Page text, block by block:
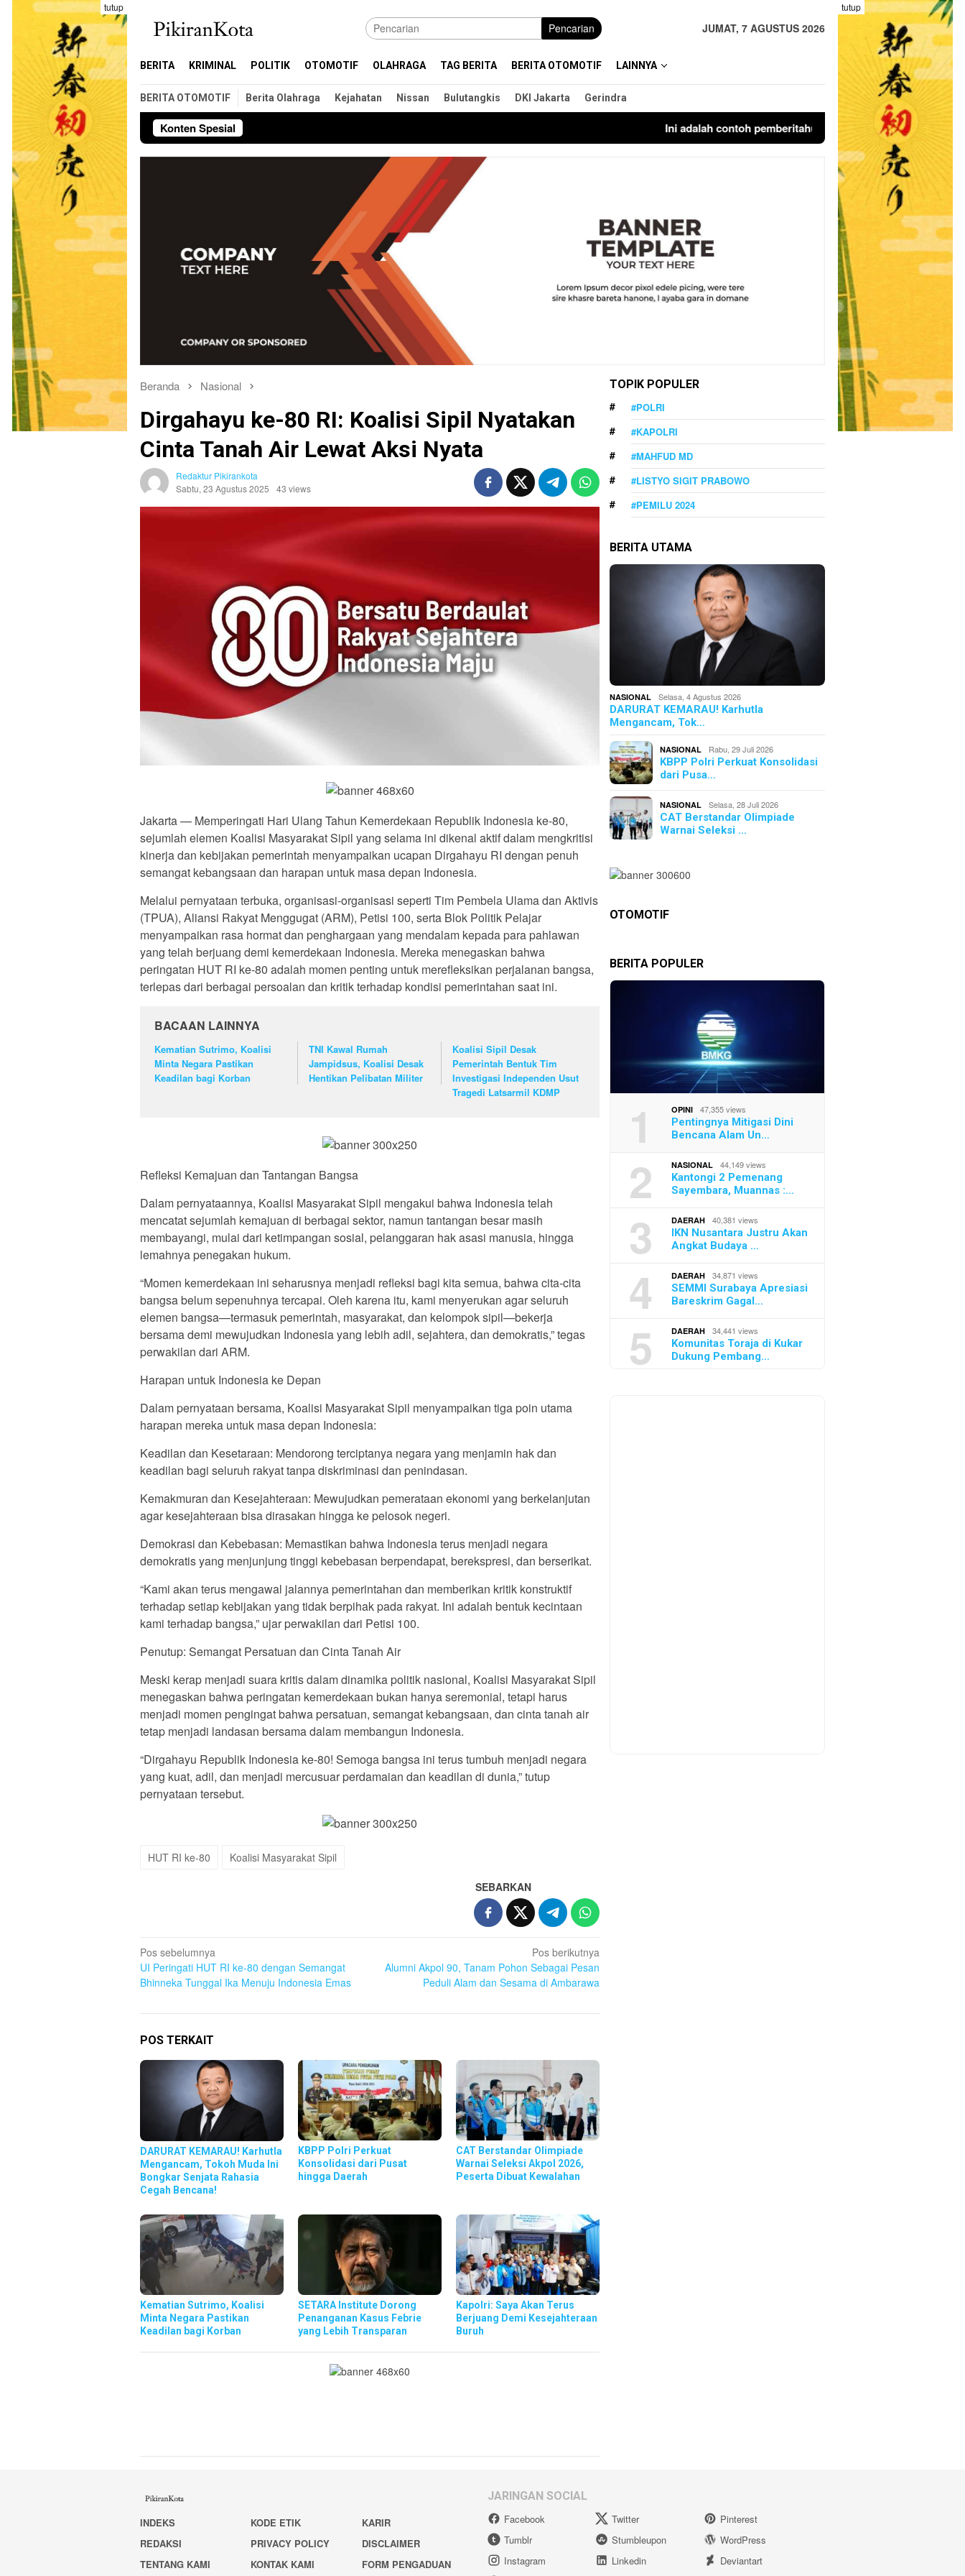
tutup tutup
Pencarian JUMAT, 7 AGUSTUS 2026
BERITA KRIMINAL POLITIK OTOMOTIF OLAHRAGA TAG BERITA BERITA OTOMOTIF LAINNYA
BERITA OTOMOTIF Berita Olahraga Kejahatan Nissan Bulutangkis DKI Jakarta Gerindra
Konten Spesial Ini adalah contoh pemberitahuan kepada pengunjung anda.
Beranda Nasional
Dirgahayu ke-80 RI: Koalisi Sipil Nyatakan
Cinta Tanah Air Lewat Aksi Nyata
Redaktur Pikirankota
Sabtu, 23 Agustus 2025
43 views
Jakarta — Memperingati Hari Ulang Tahun Kemerdekaan Republik Indonesia ke-80,
sejumlah elemen Koalisi Masyarakat Sipil yang selama ini dikenal aktif dalam mengkritisi
kinerja dan kebijakan pemerintah menyampaikan ucapan Dirgahayu RI dengan penuh
semangat kebangsaan dan harapan untuk masa depan Indonesia.
Melalui pernyataan terbuka, organisasi-organisasi seperti Tim Pembela Ulama dan Aktivis
(TPUA), Aliansi Rakyat Menggugat (ARM), Petisi 100, serta Blok Politik Pelajar
menyampaikan rasa hormat dan penghargaan yang mendalam kepada para pahlawan
yang telah berjuang demi kemerdekaan Indonesia. Mereka menegaskan bahwa
peringatan HUT RI ke-80 adalah momen penting untuk merefleksikan perjalanan bangsa,
terlepas dari berbagai persoalan dan kritik terhadap kondisi pemerintahan saat ini.
BACAAN LAINNYA
Kematian Sutrimo, Koalisi
Minta Negara Pastikan
Keadilan bagi Korban
TNI Kawal Rumah
Jampidsus, Koalisi Desak
Hentikan Pelibatan Militer
Koalisi Sipil Desak
Pemerintah Bentuk Tim
Investigasi Independen Usut
Tragedi Latsarmil KDMP
Refleksi Kemajuan dan Tantangan Bangsa
Dalam pernyataannya, Koalisi Masyarakat Sipil mengakui bahwa Indonesia telah
mencatat sejumlah kemajuan di berbagai sektor, namun tantangan besar masih
membayangi, mulai dari ketimpangan sosial, pelanggaran hak asasi manusia, hingga
lemahnya penegakan hukum.
“Momen kemerdekaan ini seharusnya menjadi refleksi bagi kita semua, bahwa cita-cita
bangsa belum sepenuhnya tercapai. Oleh karena itu, kami menyerukan agar seluruh
elemen bangsa—termasuk pemerintah, masyarakat, dan kelompok sipil—bekerja
bersama demi mewujudkan Indonesia yang lebih adil, sejahtera, dan demokratis,” tegas
perwakilan dari ARM.
Harapan untuk Indonesia ke Depan
Dalam pernyataan bersama, Koalisi Masyarakat Sipil menyampaikan tiga poin utama
harapan mereka untuk masa depan Indonesia:
Keadilan dan Kesetaraan: Mendorong terciptanya negara yang menjamin hak dan
keadilan bagi seluruh rakyat tanpa diskriminasi dan penindasan.
Kemakmuran dan Kesejahteraan: Mewujudkan pemerataan ekonomi yang berkelanjutan
agar kesejahteraan bisa dirasakan hingga ke pelosok negeri.
Demokrasi dan Kebebasan: Memastikan bahwa Indonesia terus menjadi negara
demokratis yang menjunjung tinggi kebebasan berpendapat, berekspresi, dan berserikat.
“Kami akan terus mengawal jalannya pemerintahan dan memberikan kritik konstruktif
terhadap setiap kebijakan yang tidak berpihak pada rakyat. Ini adalah bentuk kecintaan
kami terhadap bangsa,” ujar perwakilan dari Petisi 100.
Penutup: Semangat Persatuan dan Cinta Tanah Air
Meski kerap menjadi suara kritis dalam dinamika politik nasional, Koalisi Masyarakat Sipil
menegaskan bahwa peringatan kemerdekaan bukan hanya seremonial, tetapi harus
menjadi momen pengingat bahwa persatuan, semangat kebangsaan, dan cinta tanah air
tetap menjadi landasan bersama dalam membangun Indonesia.
“Dirgahayu Republik Indonesia ke-80! Semoga bangsa ini terus tumbuh menjadi negara
yang kuat, adil, dan menjadi mercusuar perdamaian dan keadilan di dunia,” tutup
pernyataan tersebut.
HUT RI ke-80 Koalisi Masyarakat Sipil
SEBARKAN
Navigasi
pos
Pos sebelumnya
UI Peringati HUT RI ke-80 dengan Semangat
Bhinneka Tunggal Ika Menuju Indonesia Emas
Pos berikutnya
Alumni Akpol 90, Tanam Pohon Sebagai Pesan
Peduli Alam dan Sesama di Ambarawa
POS TERKAIT
DARURAT KEMARAU! Karhutla
Mengancam, Tokoh Muda Ini
Bongkar Senjata Rahasia
Cegah Bencana!
KBPP Polri Perkuat
Konsolidasi dari Pusat
hingga Daerah
CAT Berstandar Olimpiade
Warnai Seleksi Akpol 2026,
Peserta Dibuat Kewalahan
Kematian Sutrimo, Koalisi
Minta Negara Pastikan
Keadilan bagi Korban
SETARA Institute Dorong
Penanganan Kasus Febrie
yang Lebih Transparan
Kapolri: Saya Akan Terus
Berjuang Demi Kesejahteraan
Buruh
TOPIK POPULER
#POLRI
#KAPOLRI
#MAHFUD MD
#LISTYO SIGIT PRABOWO
#PEMILU 2024
BERITA UTAMA
NASIONAL Selasa, 4 Agustus 2026
DARURAT KEMARAU! Karhutla
Mengancam, Tok…
NASIONAL Rabu, 29 Juli 2026
KBPP Polri Perkuat Konsolidasi
dari Pusa…
NASIONAL Selasa, 28 Juli 2026
CAT Berstandar Olimpiade
Warnai Seleksi …
OTOMOTIF
BERITA POPULER
1 OPINI 47,355 views
Pentingnya Mitigasi Dini
Bencana Alam Un…
2 NASIONAL 44,149 views
Kantongi 2 Pemenang
Sayembara, Muannas :…
3 DAERAH 40,381 views
IKN Nusantara Justru Akan
Angkat Budaya …
4 DAERAH 34,871 views
SEMMI Surabaya Apresiasi
Bareskrim Gagal…
5 DAERAH 34,441 views
Komunitas Toraja di Kukar
Dukung Pembang…
INDEKS KODE ETIK
KARIR
REDAKSI
PRIVACY POLICY
DISCLAIMER
TENTANG KAMI
KONTAK KAMI FORM PENGADUAN
JARINGAN SOCIAL
Facebook
Twitter
Pinterest
Tumblr
Stumbleupon
WordPress
Instagram
Linkedin
Deviantart